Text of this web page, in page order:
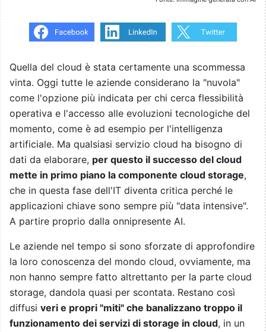
Quella del cloud è stata certamente una scommessa
vinta. Oggi tutte le aziende considerano la "nuvola"
come l'opzione più indicata per chi cerca flessibilità
operativa e l'accesso alle evoluzioni tecnologiche del
momento, come è ad esempio per l'intelligenza
artificiale. Ma qualsiasi servizio cloud ha bisogno di
dati da elaborare, per questo il successo del cloud
mette in primo piano la componente cloud storage,
che in questa fase dell'IT diventa critica perché le
applicazioni chiave sono sempre più "data intensive".
A partire proprio dalla onnipresente AI.
Le aziende nel tempo si sono sforzate di approfondire
la loro conoscenza del mondo cloud, ovviamente, ma
non hanno sempre fatto altrettanto per la parte cloud
storage, dandola quasi per scontata. Restano così
diffusi veri e propri "miti" che banalizzano troppo il
funzionamento dei servizi di storage in cloud, in un